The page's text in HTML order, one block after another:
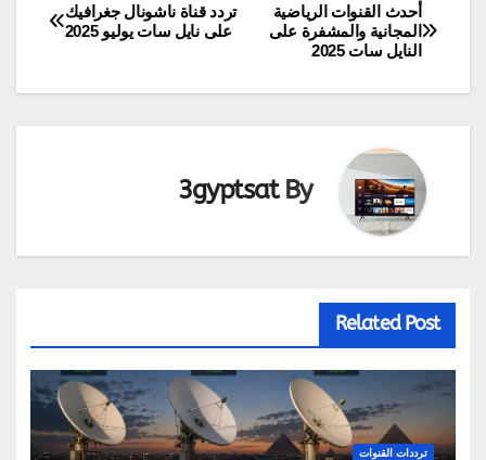
تصفّح
المقالات
تردد قناة ناشونال جغرافيك
على نايل سات يوليو 2025
أحدث القنوات الرياضية
المجانية والمشفرة على
النايل سات 2025
By
3gyptsat
Related Post
ترددات القنوات